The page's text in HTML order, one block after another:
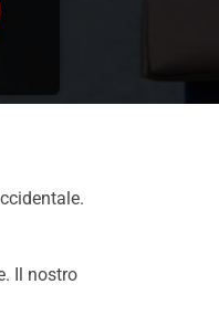
Il nostro